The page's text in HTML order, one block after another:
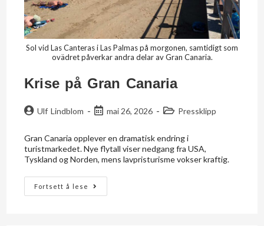
Sol vid Las Canteras i Las Palmas på morgonen, samtidigt som
ovädret påverkar andra delar av Gran Canaria.
Krise på Gran Canaria
Ulf Lindblom mai 26, 2026 Pressklipp
Gran Canaria opplever en dramatisk endring i
turistmarkedet. Nye flytall viser nedgang fra USA,
Tyskland og Norden, mens lavpristurisme vokser kraftig.
Fortsett å lese